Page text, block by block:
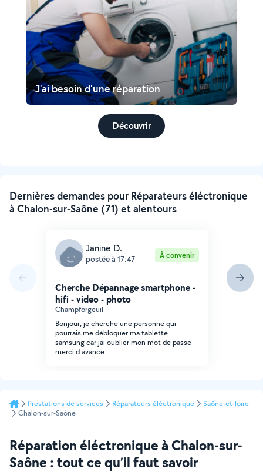
J'ai besoin d'une réparation
Découvrir
Dernières demandes pour Réparateurs éléctronique
à Chalon-sur-Saône (71) et alentours
Janine D.
postée à 17:47 À convenir
Cherche Dépannage smartphone -
hifi - video - photo
Champforgeuil
Bonjour, je cherche une personne qui
pourrais me débloquer ma tablette
samsung car jai oublier mon mot de passe
merci d avance
Prestations de services Réparateurs éléctronique
Saône-et-loire
Chalon-sur-Saône
Réparation éléctronique à Chalon-sur-
Saône : tout ce qu’il faut savoir